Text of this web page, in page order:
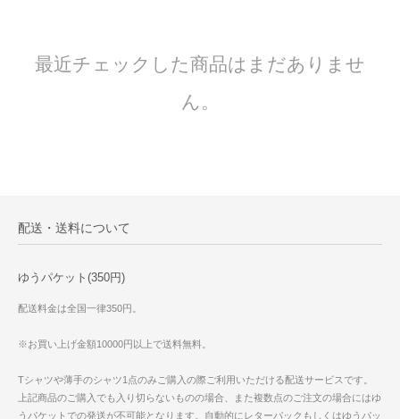
最近チェックした商品はまだありませ
ん。
配送・送料について
ゆうパケット(350円)
配送料金は全国一律350円。
※お買い上げ金額10000円以上で送料無料。
Tシャツや薄手のシャツ1点のみご購入の際ご利用いただける配送サービスです。
上記商品のご購入でも入り切らないものの場合、また複数点のご注文の場合にはゆ
うパケットでの発送が不可能となります。自動的にレターパックもしくはゆうパッ